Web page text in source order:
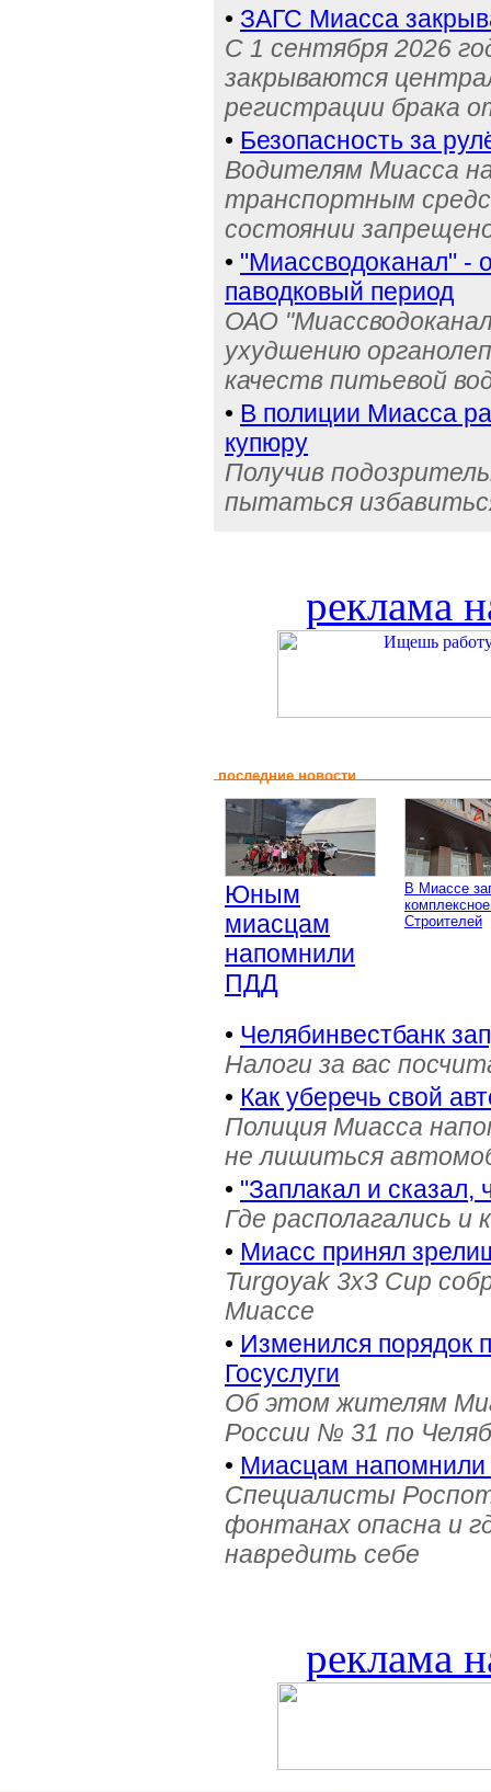
• ЗАГС Миасса
С 1 сентября 2026
закрываются
регистрации брака
• Безопасность за
Водителям Миасса
транспортным
состоянии
• "Миассводоканал" -
паводковый период
ОАО
ухудшению
качеств питьевой
• В полиции Миасса
купюру
Получив
пытаться
реклама
последние новости
Юным
миасцам
напомнили
ПДД
В Миассе
Строителей
• Челябинвестбанк
Налоги за вас
• Как уберечь свой
Полиция Миасса
не лишиться
• "Заплакал и сказал,
Где располагались и
• Миасс принял
Turgoyak 3x3 Cup
Миассе
• Изменился порядок
Госуслуги
Об этом жителям
России № 31 по
• Миасцам напомнили
Специалисты
фонтанах опасна и
навредить себе
реклама